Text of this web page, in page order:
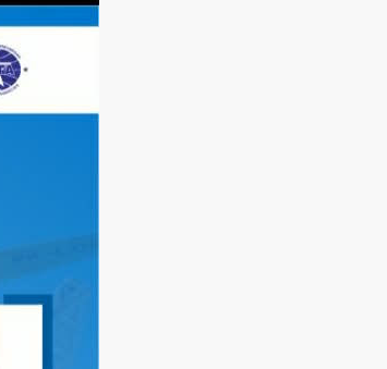
Langsung
ke